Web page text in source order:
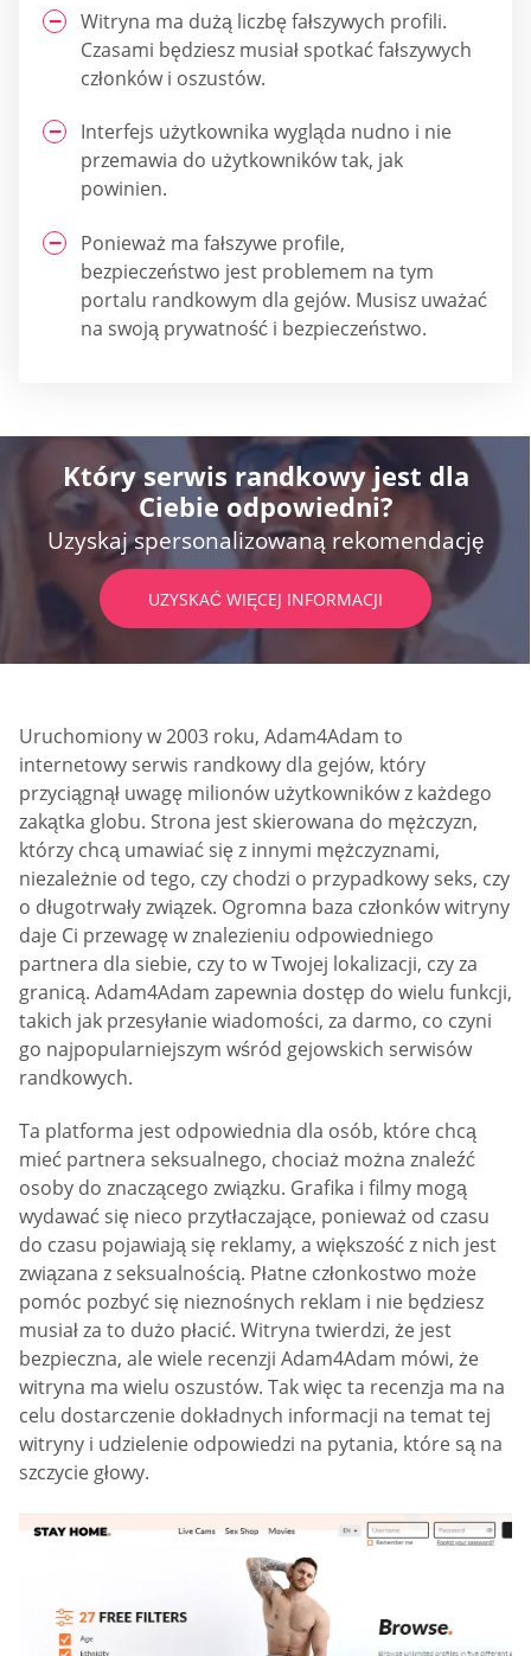
Witryna ma dużą liczbę fałszywych profili.
Czasami będziesz musiał spotkać fałszywych
członków i oszustów.
Interfejs użytkownika wygląda nudno i nie
przemawia do użytkowników tak, jak
powinien.
Ponieważ ma fałszywe profile,
bezpieczeństwo jest problemem na tym
portalu randkowym dla gejów. Musisz uważać
na swoją prywatność i bezpieczeństwo.
Który serwis randkowy jest dla
Ciebie odpowiedni?
Uzyskaj spersonalizowaną rekomendację
UZYSKAĆ WIĘCEJ INFORMACJI
Uruchomiony w 2003 roku, Adam4Adam to
internetowy serwis randkowy dla gejów, który
przyciągnął uwagę milionów użytkowników z każdego
zakątka globu. Strona jest skierowana do mężczyzn,
którzy chcą umawiać się z innymi mężczyznami,
niezależnie od tego, czy chodzi o przypadkowy seks, czy
o długotrwały związek. Ogromna baza członków witryny
daje Ci przewagę w znalezieniu odpowiedniego
partnera dla siebie, czy to w Twojej lokalizacji, czy za
granicą. Adam4Adam zapewnia dostęp do wielu funkcji,
takich jak przesyłanie wiadomości, za darmo, co czyni
go najpopularniejszym wśród gejowskich serwisów
randkowych.
Ta platforma jest odpowiednia dla osób, które chcą
mieć partnera seksualnego, chociaż można znaleźć
osoby do znaczącego związku. Grafika i filmy mogą
wydawać się nieco przytłaczające, ponieważ od czasu
do czasu pojawiają się reklamy, a większość z nich jest
związana z seksualnością. Płatne członkostwo może
pomóc pozbyć się nieznośnych reklam i nie będziesz
musiał za to dużo płacić. Witryna twierdzi, że jest
bezpieczna, ale wiele recenzji Adam4Adam mówi, że
witryna ma wielu oszustów. Tak więc ta recenzja ma na
celu dostarczenie dokładnych informacji na temat tej
witryny i udzielenie odpowiedzi na pytania, które są na
szczycie głowy.